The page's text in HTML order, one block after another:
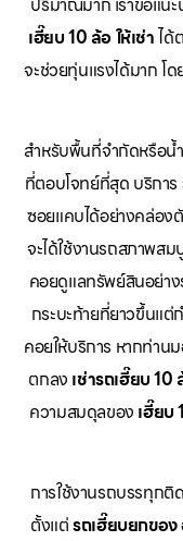
เฮี๊ยบ 10 ล้อ ให้เช่าได้
จะช่วยทุ่นแรงได้มาก โ
สำหรับพื้นที่จำกัดหรือน้
ที่ตอบโจทย์ที่สุด บริการ
ซอยแคบได้อย่างคล่อง
จะได้ใช้งานรถสภาพส
คอยดูแลทรัพย์สินอย่า
กระบะท้ายที่ยาวขึ้นแต่
คอยให้บริการ หากท่าน
ตกลง เช่ารถเฮี๊ยบ
ความสมดุลของ เฮี๊ยบ
การใช้งานรถบรรทุกติ
ตั้งแต่รถเฮี๊ยบยกของ